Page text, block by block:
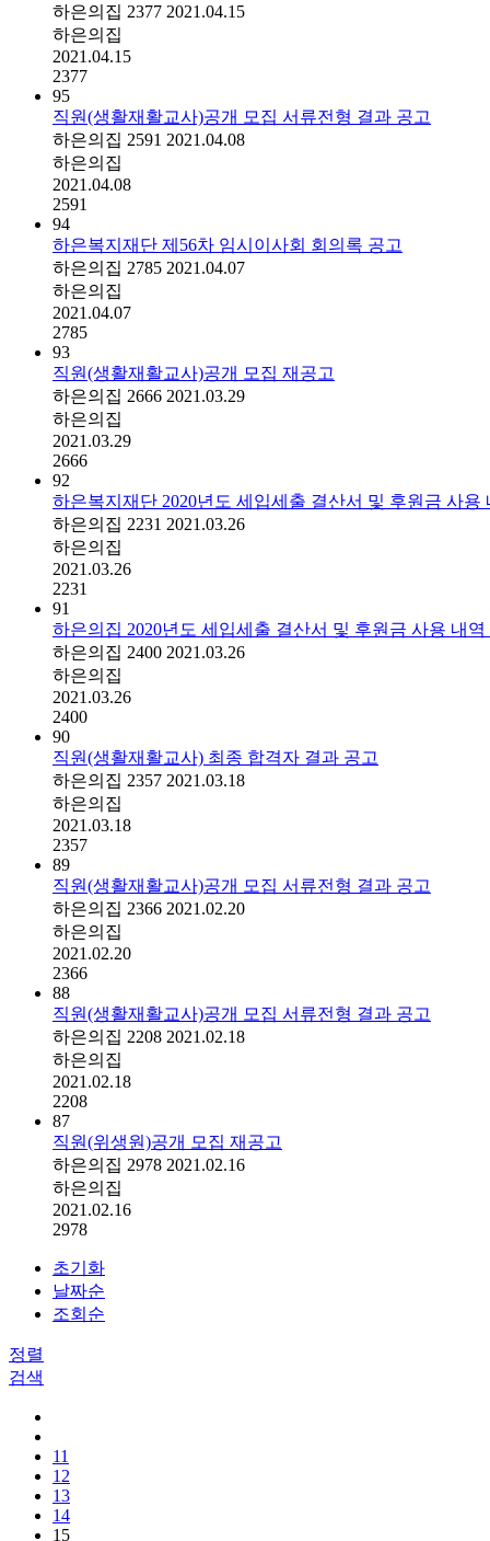
하은의집 2377 2021.04.15
하은의집
2021.04.15
2377
95
직원(생활재활교사)공개 모집 서류전형 결과 공고
하은의집 2591 2021.04.08
하은의집
2021.04.08
2591
94
하은복지재단 제56차 임시이사회 회의록 공고
하은의집 2785 2021.04.07
하은의집
2021.04.07
2785
93
직원(생활재활교사)공개 모집 재공고
하은의집 2666 2021.03.29
하은의집
2021.03.29
2666
92
하은복지재단 2020년도 세입세출 결산서 및 후원금 사용
하은의집 2231 2021.03.26
하은의집
2021.03.26
2231
91
하은의집 2020년도 세입세출 결산서 및 후원금 사용 내역
하은의집 2400 2021.03.26
하은의집
2021.03.26
2400
90
직원(생활재활교사) 최종 합격자 결과 공고
하은의집 2357 2021.03.18
하은의집
2021.03.18
2357
89
직원(생활재활교사)공개 모집 서류전형 결과 공고
하은의집 2366 2021.02.20
하은의집
2021.02.20
2366
88
직원(생활재활교사)공개 모집 서류전형 결과 공고
하은의집 2208 2021.02.18
하은의집
2021.02.18
2208
87
직원(위생원)공개 모집 재공고
하은의집 2978 2021.02.16
하은의집
2021.02.16
2978
초기화
날짜순
조회순
정렬
검색
11
12
13
14
15